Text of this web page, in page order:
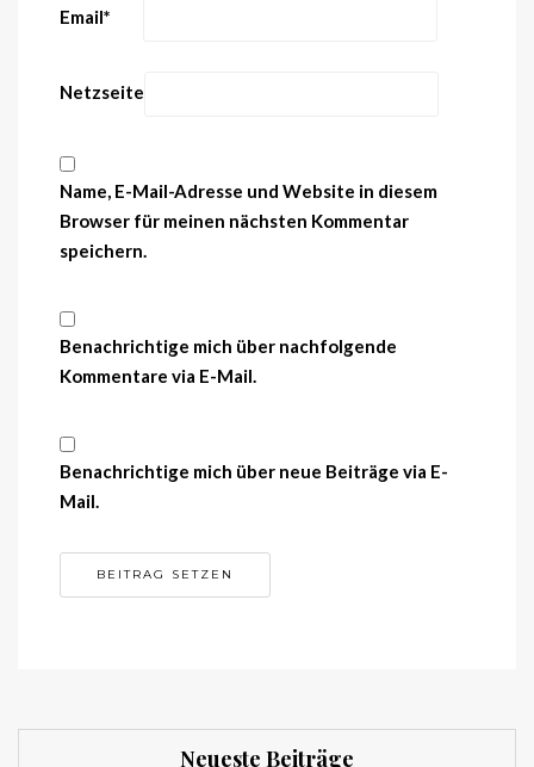
Email*
Netzseite
Name, E-Mail-Adresse und Website in diesem
Browser für meinen nächsten Kommentar
speichern.
Benachrichtige mich über nachfolgende
Kommentare via E-Mail.
Benachrichtige mich über neue Beiträge via E-
Mail.
Neueste Beiträge